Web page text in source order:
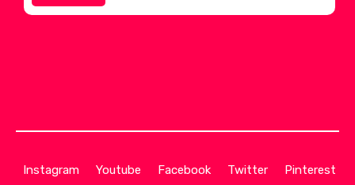
Instagram Youtube Facebook Twitter Pinterest